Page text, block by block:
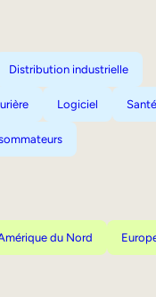
Distribution industrielle
Logiciel Santé
du Nord